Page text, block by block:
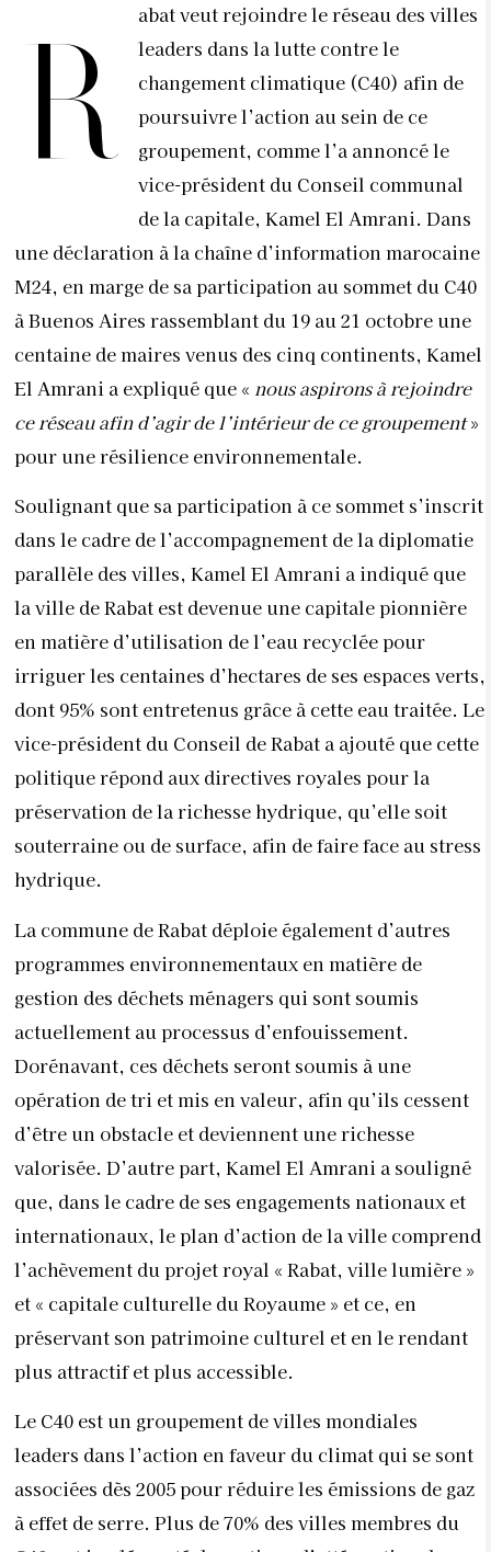
R
abat veut rejoindre le réseau des villes
leaders dans la lutte contre le
changement climatique (C40) afin de
poursuivre l’action au sein de ce
groupement, comme l’a annoncé le
vice-président du Conseil communal
de la capitale, Kamel El Amrani. Dans
une déclaration à la chaîne d’information marocaine
M24, en marge de sa participation au sommet du C40
à Buenos Aires rassemblant du 19 au 21 octobre une
centaine de maires venus des cinq continents, Kamel
El Amrani a expliqué que « nous aspirons à rejoindre
ce réseau afin d’agir de l’intérieur de ce groupement»
pour une résilience environnementale.
Soulignant que sa participation à ce sommet s’inscrit
dans le cadre de l’accompagnement de la diplomatie
parallèle des villes, Kamel El Amrani a indiqué que
la ville de Rabat est devenue une capitale pionnière
en matière d’utilisation de l’eau recyclée pour
irriguer les centaines d’hectares de ses espaces verts,
dont 95% sont entretenus grâce à cette eau traitée. Le
vice-président du Conseil de Rabat a ajouté que cette
politique répond aux directives royales pour la
préservation de la richesse hydrique, qu’elle soit
souterraine ou de surface, afin de faire face au stress
hydrique.
La commune de Rabat déploie également d’autres
programmes environnementaux en matière de
gestion des déchets ménagers qui sont soumis
actuellement au processus d’enfouissement.
Dorénavant, ces déchets seront soumis à une
opération de tri et mis en valeur, afin qu’ils cessent
d’être un obstacle et deviennent une richesse
valorisée. D’autre part, Kamel El Amrani a souligné
que, dans le cadre de ses engagements nationaux et
internationaux, le plan d’action de la ville comprend
l’achèvement du projet royal « Rabat, ville lumière »
et « capitale culturelle du Royaume » et ce, en
préservant son patrimoine culturel et en le rendant
plus attractif et plus accessible.
Le C40 est un groupement de villes mondiales
leaders dans l’action en faveur du climat qui se sont
associées dès 2005 pour réduire les émissions de gaz
à effet de serre. Plus de 70% des villes membres du